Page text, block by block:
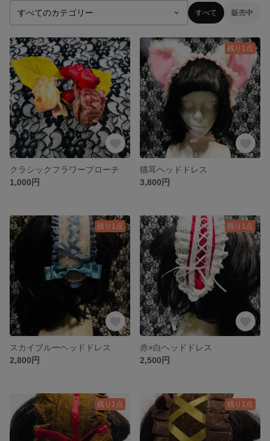
すべて 販売中
クラシックフラワーブローチ
1,000円
残り1点
猫耳ヘッドドレス
3,800円
残り1点
スカイブルーヘッドドレス
2,800円
残り1点
赤×白ヘッドドレス
2,500円
残り1点 残り1点